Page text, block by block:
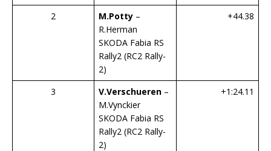
2
M.Potty –
R.Herman
SKODA Fabia RS
Rally2 (RC2 Rally-
2)
+44.38
3 V.Verschueren –
M.Vynckier
SKODA Fabia RS
Rally2 (RC2 Rally-
2)
+1:24.11